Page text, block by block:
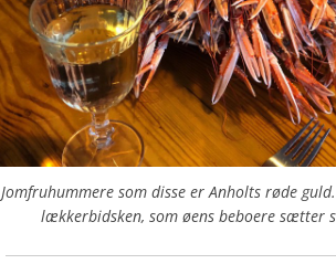
Jomfruhummere som disse er Anholts røde
lækkerbidsken, som øens beboere sætter